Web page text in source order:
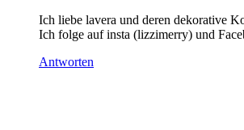
Ich liebe lavera und deren dekorative
Ich folge auf insta (lizzimerry) und
Antworten